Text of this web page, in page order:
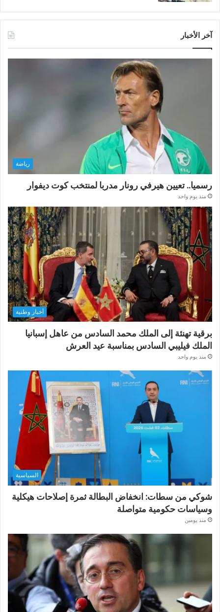
آخر الأخبار
رياضة
رسميا.. تعيين هيرفي رونار مدربا لمنتخب كوت ديفوار
منذ يوم واحد
أخبار وطنية
برقية تهنئة إلى الملك محمد السادس من عاهل إسبانيا
الملك فيليبي السادس بمناسبة عيد العرش
منذ يوم واحد
السياسية
شوكي من سطات: انخفاض البطالة ثمرة إصلاحات هيكلية
وسياسات حكومية متواصلة
منذ يومين